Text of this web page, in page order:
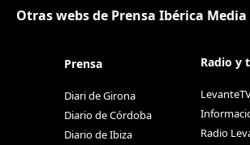
Otras webs de Prensa Ibérica Media
Prensa
Diari de Girona
Diario de Córdoba
Diario de Ibiza
Radio y
Radio